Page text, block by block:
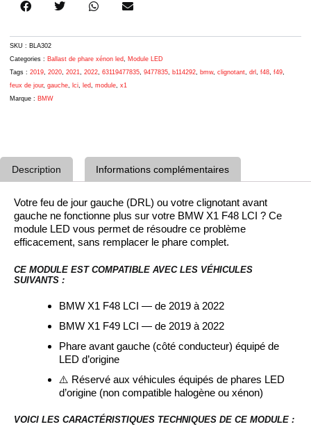
LCI
2019-
2022
–
Réf.
63119477835
SKU : BLA302
Categories : Ballast de phare xénon led, Module LED
Tags : 2019, 2020, 2021, 2022, 63119477835, 9477835, b114292, bmw, clignotant, drl , f48, f49,
feux de jour, gauche, lci, led, module, x1
Marque : BMW
Description Informations complémentaires
Votre feu de jour gauche (DRL) ou votre clignotant avant
gauche ne fonctionne plus sur votre BMW X1 F48 LCI ? Ce
module LED vous permet de résoudre ce problème
efficacement, sans remplacer le phare complet.
CE MODULE EST COMPATIBLE AVEC LES VÉHICULES
SUIVANTS :
BMW X1 F48 LCI — de 2019 à 2022
BMW X1 F49 LCI — de 2019 à 2022
Phare avant gauche (côté conducteur) équipé de
LED d’origine
⚠️ Réservé aux véhicules équipés de phares LED
d’origine (non compatible halogène ou xénon)
VOICI LES CARACTÉRISTIQUES TECHNIQUES DE CE MODULE :